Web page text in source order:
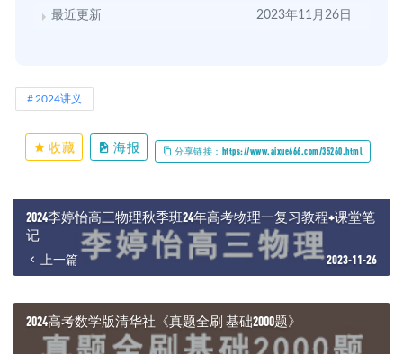
最近更新 2023年11月26日
2024讲义
收藏 海报 分享链接：https://www.aixue666.com/35260.html
2024李婷怡高三物理秋季班24年高考物理一复习教程+课堂笔
记
上一篇 2023-11-26
2024高考数学版清华社《真题全刷 基础2000题》